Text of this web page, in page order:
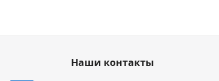
Наши контакты